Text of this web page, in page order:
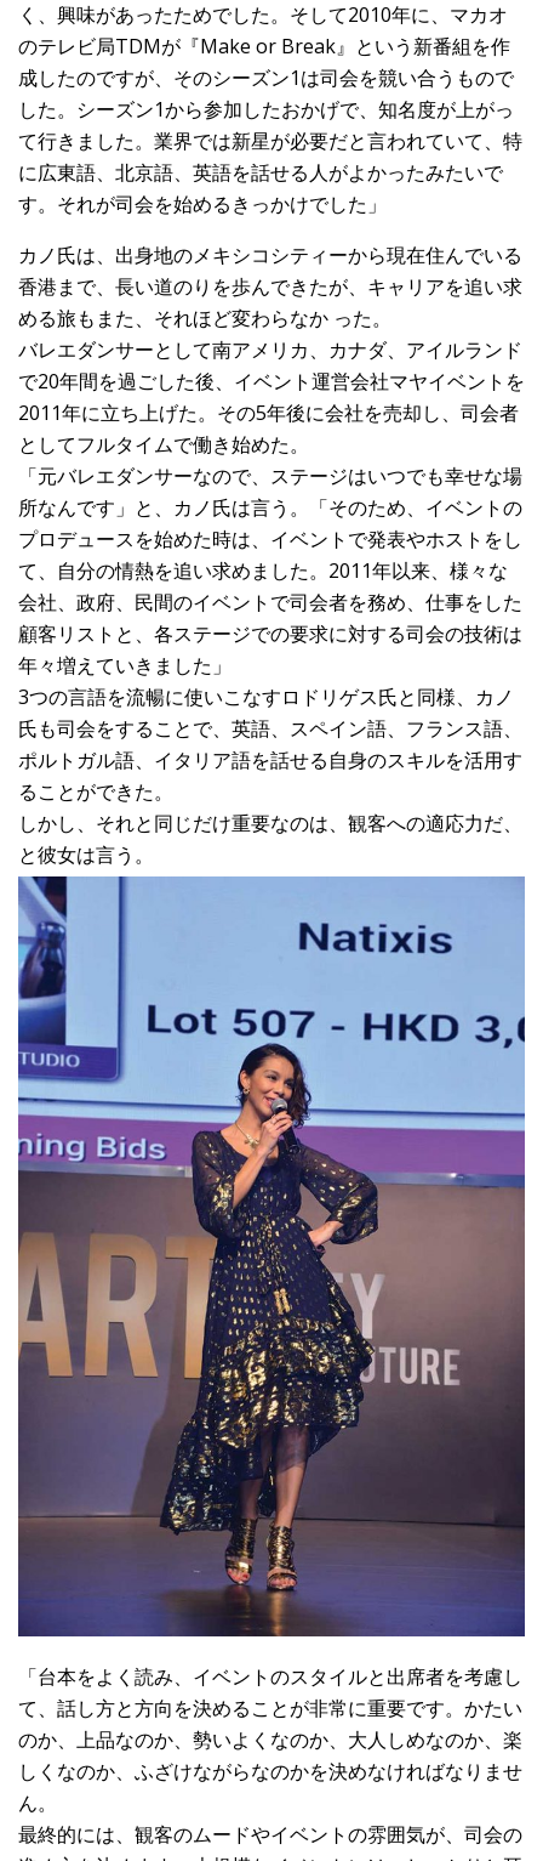
く、興味があったためでした。そして2010年に、マカオ
のテレビ局TDMが『Make or Break』という新番組を作
成したのですが、そのシーズン1は司会を競い合うもので
した。シーズン1から参加したおかげで、知名度が上がっ
て行きました。業界では新星が必要だと言われていて、特
に広東語、北京語、英語を話せる人がよかったみたいで
す。それが司会を始めるきっかけでした」
カノ氏は、出身地のメキシコシティーから現在住んでいる
香港まで、長い道のりを歩んできたが、キャリアを追い求
める旅もまた、それほど変わらなか った。
バレエダンサーとして南アメリカ、カナダ、アイルランド
で20年間を過ごした後、イベント運営会社マヤイベントを
2011年に立ち上げた。その5年後に会社を売却し、司会者
としてフルタイムで働き始めた。
「元バレエダンサーなので、ステージはいつでも幸せな場
所なんです」と、カノ氏は言う。「そのため、イベントの
プロデュースを始めた時は、イベントで発表やホストをし
て、自分の情熱を追い求めました。2011年以来、様々な
会社、政府、民間のイベントで司会者を務め、仕事をした
顧客リストと、各ステージでの要求に対する司会の技術は
年々増えていきました」
3つの言語を流暢に使いこなすロドリゲス氏と同様、カノ
氏も司会をすることで、英語、スペイン語、フランス語、
ポルトガル語、イタリア語を話せる自身のスキルを活用す
ることができた。
しかし、それと同じだけ重要なのは、観客への適応力だ、
と彼女は言う。
「台本をよく読み、イベントのスタイルと出席者を考慮し
て、話し方と方向を決めることが非常に重要です。かたい
のか、上品なのか、勢いよくなのか、大人しめなのか、楽
しくなのか、ふざけながらなのかを決めなければなりませ
ん。
最終的には、観客のムードやイベントの雰囲気が、司会の